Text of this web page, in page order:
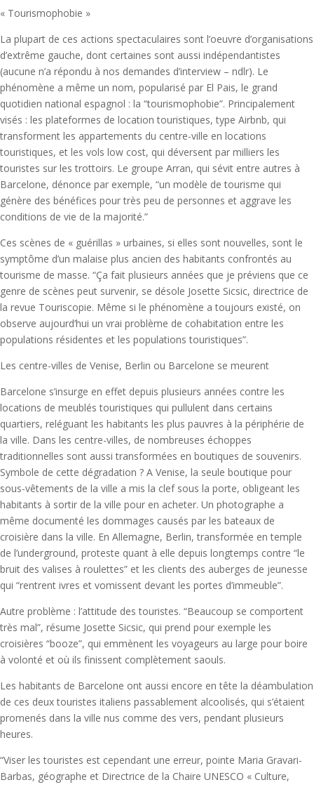
« Tourismophobie »
La plupart de ces actions spectaculaires sont l’oeuvre d’organisations
d’extrême gauche, dont certaines sont aussi indépendantistes
(aucune n’a répondu à nos demandes d’interview – ndlr). Le
phénomène a même un nom, popularisé par El Pais, le grand
quotidien national espagnol : la “tourismophobie”. Principalement
visés : les plateformes de location touristiques, type Airbnb, qui
transforment les appartements du centre-ville en locations
touristiques, et les vols low cost, qui déversent par milliers les
touristes sur les trottoirs. Le groupe Arran, qui sévit entre autres à
Barcelone, dénonce par exemple, “un modèle de tourisme qui
génère des bénéfices pour très peu de personnes et aggrave les
conditions de vie de la majorité.”
Ces scènes de « guérillas » urbaines, si elles sont nouvelles, sont le
symptôme d’un malaise plus ancien des habitants confrontés au
tourisme de masse. “Ça fait plusieurs années que je préviens que ce
genre de scènes peut survenir, se désole Josette Sicsic, directrice de
la revue Touriscopie. Même si le phénomène a toujours existé, on
observe aujourd’hui un vrai problème de cohabitation entre les
populations résidentes et les populations touristiques”.
Les centre-villes de Venise, Berlin ou Barcelone se meurent
Barcelone s’insurge en effet depuis plusieurs années contre les
locations de meublés touristiques qui pullulent dans certains
quartiers, reléguant les habitants les plus pauvres à la périphérie de
la ville. Dans les centre-villes, de nombreuses échoppes
traditionnelles sont aussi transformées en boutiques de souvenirs.
Symbole de cette dégradation ? A Venise, la seule boutique pour
sous-vêtements de la ville a mis la clef sous la porte, obligeant les
habitants à sortir de la ville pour en acheter. Un photographe a
même documenté les dommages causés par les bateaux de
croisière dans la ville. En Allemagne, Berlin, transformée en temple
de l’underground, proteste quant à elle depuis longtemps contre “le
bruit des valises à roulettes” et les clients des auberges de jeunesse
qui “rentrent ivres et vomissent devant les portes d’immeuble”.
Autre problème : l’attitude des touristes. “Beaucoup se comportent
très mal”, résume Josette Sicsic, qui prend pour exemple les
croisières “booze”, qui emmènent les voyageurs au large pour boire
à volonté et où ils finissent complètement saouls.
Les habitants de Barcelone ont aussi encore en tête la déambulation
de ces deux touristes italiens passablement alcoolisés, qui s’étaient
promenés dans la ville nus comme des vers, pendant plusieurs
heures.
“Viser les touristes est cependant une erreur, pointe Maria Gravari-
Barbas, géographe et Directrice de la Chaire UNESCO « Culture,